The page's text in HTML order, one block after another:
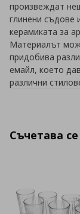
произвеждат
глинени съдове
керамиката за
Материалът
придобива
емайл, което
различни
Съчетава